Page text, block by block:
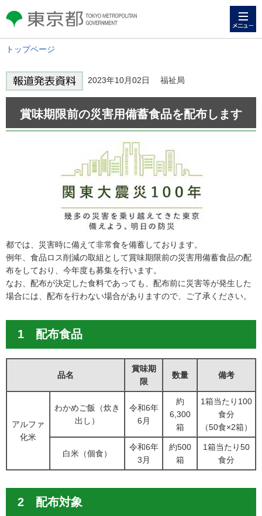
東京都 TOKYO METROPOLITAN
GOVERNMENT
トップページ
2023年10月02日 福祉局
賞味期限前の災害用備蓄食品を配布します
都では、災害時に備えて非常食を備蓄しております。
例年、食品ロス削減の取組として賞味期限前の災害用備蓄食品の配
布をしており、今年度も募集を行います。
なお、配布が決定した食料であっても、配布前に災害等が発生した
場合には、配布を行わない場合がありますので、ご了承ください。
1 配布食品
品名
賞味期
限
数量 備考
アルファ
化米
わかめご飯（炊き
出し）
令和6年
6月
約
6,300
箱
1箱当たり100
食分
（50食×2箱）
白米（個食）
令和6年
3月
約500
箱
1箱当たり50
食分
2 配布対象